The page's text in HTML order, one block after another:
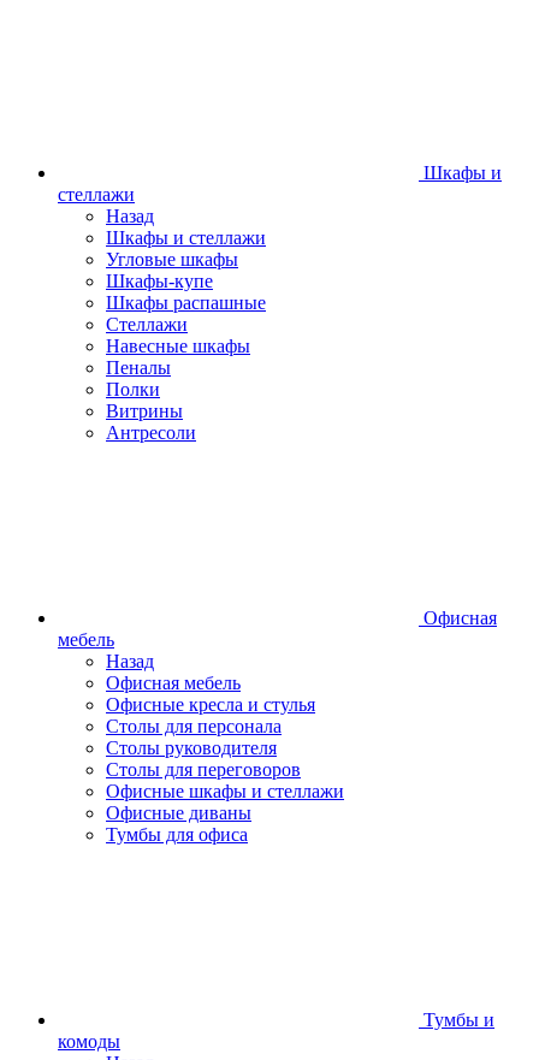
Шкафы и
стеллажи
Назад
Шкафы и стеллажи
Угловые шкафы
Шкафы-купе
Шкафы распашные
Стеллажи
Навесные шкафы
Пеналы
Полки
Витрины
Антресоли
Офисная
мебель
Назад
Офисная мебель
Офисные кресла и стулья
Столы для персонала
Столы руководителя
Столы для переговоров
Офисные шкафы и стеллажи
Офисные диваны
Тумбы для офиса
Тумбы и
комоды